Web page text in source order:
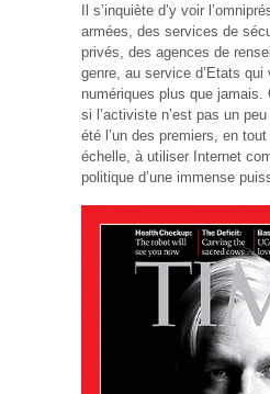
Il s’inquiète d’y voir
armées, des services de
privés, des agences de
genre, au service d’Etats
numériques plus que jamais.
si l’activiste n’est pas un
été l’un des premiers, en
échelle, à utiliser Internet
politique d’une immense